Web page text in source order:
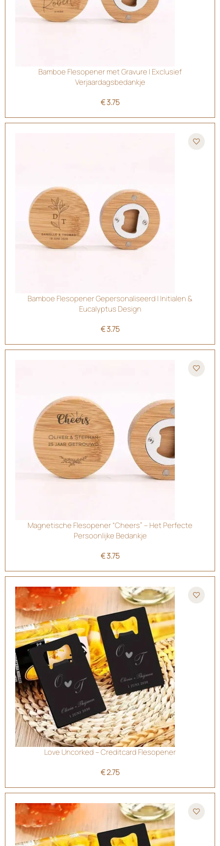
Bamboe Flesopener met Gravure | Exclusief
Verjaardagsbedankje
€3.75
Bamboe Flesopener Gepersonaliseerd | Initialen &
Eucalyptus Design
€3.75
Magnetische Flesopener “Cheers” – Het Perfecte
Persoonlijke Bedankje
€3.75
Love Uncorked – Creditcard Flesopener
€2.75